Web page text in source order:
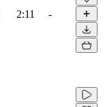
2:11 -